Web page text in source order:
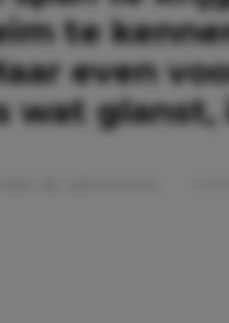
te
even
wat glanst,